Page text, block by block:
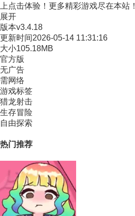
上点击体验！更多精彩游戏尽在本站！
展开
版本v3.4.18
更新时间2026-05-14 11:31:16
大小105.18MB
官方版
无广告
需网络
游戏标签
猎龙射击
生存冒险
自由探索
热门推荐